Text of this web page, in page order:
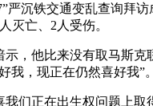
铁交通变乱查询拜
灭亡、2人受伤。
他比来没有取马斯克
，现正在仍然喜好我”。
们正在出生权问题上取